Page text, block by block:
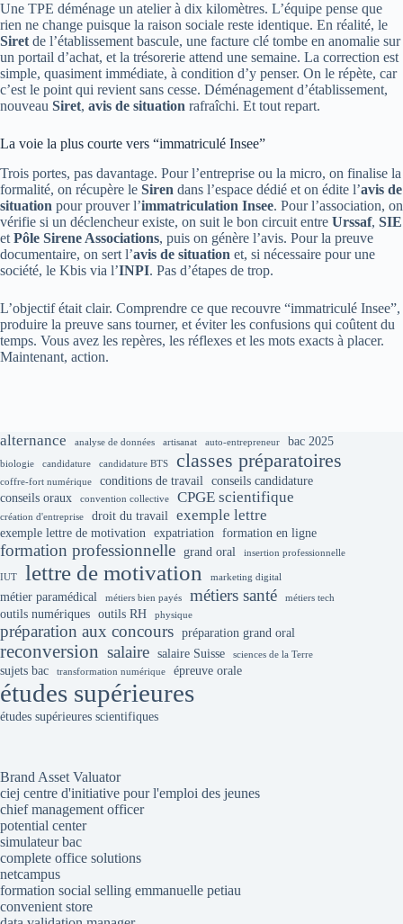
Une TPE déménage un atelier à dix kilomètres. L’équipe pense que
rien ne change puisque la raison sociale reste identique. En réalité, le
Siretde l’établissement bascule, une facture clé tombe en anomalie sur
un portail d’achat, et la trésorerie attend une semaine. La correction est
simple, quasiment immédiate, à condition d’y penser. On le répète, car
c’est le point qui revient sans cesse. Déménagement d’établissement,
nouveau Siret, avis de situation rafraîchi. Et tout repart.
La voie la plus courte vers “immatriculé Insee”
Trois portes, pas davantage. Pour l’entreprise ou la micro, on finalise la
formalité, on récupère le Siren dans l’espace dédié et on édite l’avis de
situation pour prouver l’immatriculation Insee. Pour l’association, on
vérifie si un déclencheur existe, on suit le bon circuit entre Urssaf, SIE
et Pôle Sirene Associations, puis on génère l’avis. Pour la preuve
documentaire, on sert l’avis de situation et, si nécessaire pour une
société, le Kbis via l’INPI. Pas d’étapes de trop.
L’objectif était clair. Comprendre ce que recouvre “immatriculé Insee”,
produire la preuve sans tourner, et éviter les confusions qui coûtent du
temps. Vous avez les repères, les réflexes et les mots exacts à placer.
Maintenant, action.
alternance analyse de données artisanat auto-entrepreneur bac 2025
biologie candidature candidature BTS classes préparatoires
coffre-fort numérique conditions de travail conseils candidature
conseils oraux
convention collective CPGE scientifique
création d'entreprise droit du travail exemple lettre
exemple lettre de motivation expatriation formation en ligne
formation professionnelle grand oral insertion professionnelle
IUT lettre de motivation marketing digital
métier paramédical métiers bien payés métiers santé métiers tech
outils numériques outils RH physique
préparation aux concours préparation grand oral
reconversion salaire salaire Suisse sciences de la Terre
sujets bac transformation numérique épreuve orale
études supérieures
études supérieures scientifiques
Brand Asset Valuator
ciej centre d'initiative pour l'emploi des jeunes
chief management officer
potential center
simulateur bac
complete office solutions
netcampus
formation social selling emmanuelle petiau
convenient store